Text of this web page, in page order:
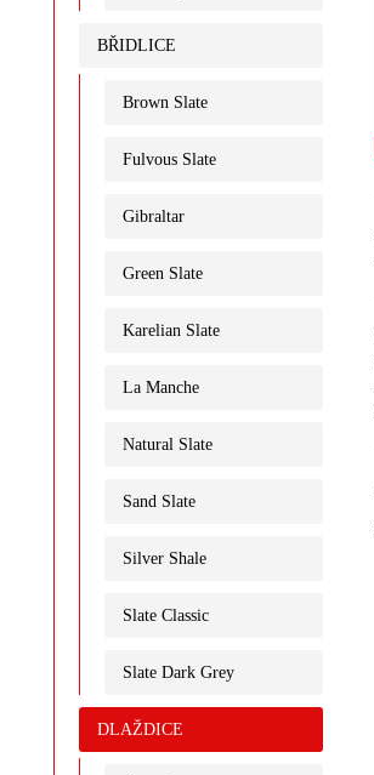
BŘIDLICE
Brown Slate
Fulvous Slate
Gibraltar
Green Slate
Karelian Slate
La Manche
Natural Slate
Sand Slate
Silver Shale
Slate Classic
Slate Dark Grey
DLAŽDICE